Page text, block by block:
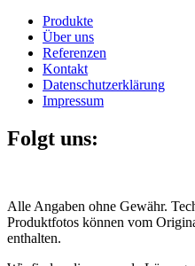
Produkte
Über uns
Referenzen
Kontakt
Datenschutzerklärung
Impressum
Folgt uns:
Alle Angaben ohne Gewähr.
Produktfotos können vom
enthalten.